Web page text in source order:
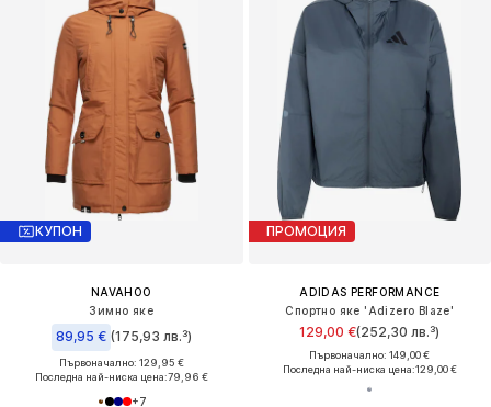
КУПОН
NAVAHOO
Зимно яке
89,95 € (175,93 лв.³)
Първоначално: 129,95 €
Последна най-ниска цена:79,96 €
+7
ПРОМОЦИЯ
ADIDAS PERFORMANCE
Спортно яке 'Adizero Blaze'
129,00 €(252,30 лв.³)
Първоначално: 149,00 €
Последна най-ниска цена:129,00 €